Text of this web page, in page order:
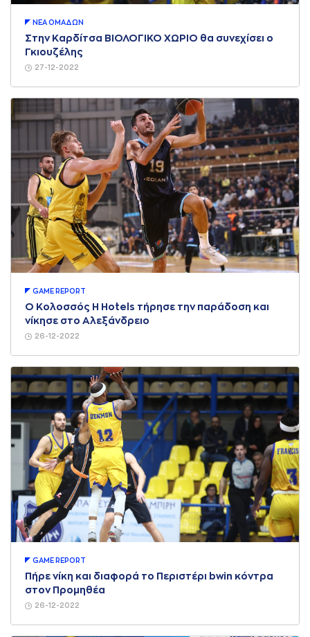
27-12-2022
ΝΕA ΟΜAΔΩΝ
Στην Καρδίτσα ΒΙΟΛΟΓΙΚΟ ΧΩΡΙΟ θα συνεχίσει ο
Γκιουζέλης
26-12-2022
GAME REPORT
Ο Κολοσσός H Hotels τήρησε την παράδοση και
νίκησε στο Αλεξάνδρειο
26-12-2022
GAME REPORT
Πήρε νίκη και διαφορά το Περιστέρι bwin κόντρα
στον Προμηθέα